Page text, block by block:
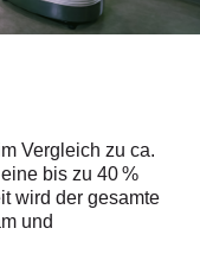
Vergleich zu ca.
bis zu 40 %
wird der gesamte
und